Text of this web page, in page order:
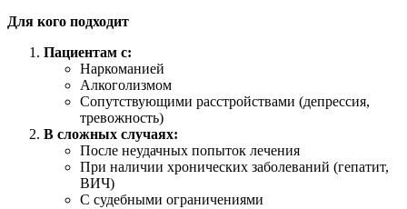
Для кого подходит
Пациентам с:
Наркоманией
Алкоголизмом
Сопутствующими расстройствами (депрессия,
тревожность)
В сложных случаях:
После неудачных попыток лечения
При наличии хронических заболеваний (гепатит,
ВИЧ)
С судебными ограничениями